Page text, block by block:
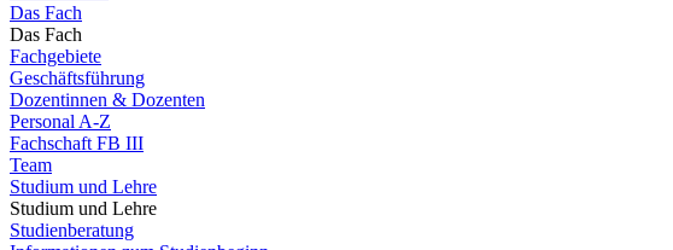
Das Fach
Das Fach
Fachgebiete
Geschäftsführung
Dozentinnen & Dozenten
Personal A-Z
Fachschaft FB III
Team
Studium und Lehre
Studium und Lehre
Studienberatung